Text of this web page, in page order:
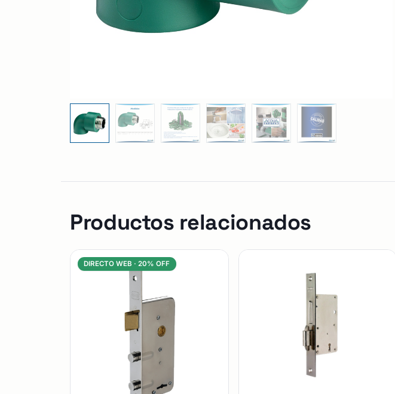
Productos relacionados
DIRECTO WEB ·20% OFF